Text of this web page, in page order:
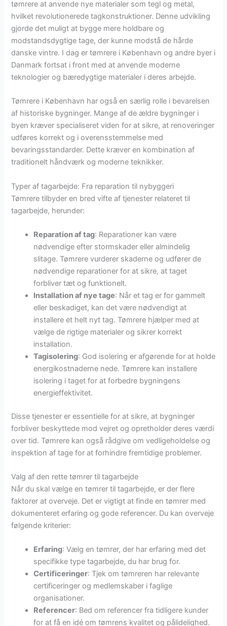
tømrere at anvende nye materialer som tegl og metal,
hvilket revolutionerede tagkonstruktioner. Denne udvikling
gjorde det muligt at bygge mere holdbare og
modstandsdygtige tage, der kunne modstå de hårde
danske vintre. I dag er tømrere i København og andre byer i
Danmark fortsat i front med at anvende moderne
teknologier og bæredygtige materialer i deres arbejde.
Tømrere i København har også en særlig rolle i bevarelsen
af historiske bygninger. Mange af de ældre bygninger i
byen kræver specialiseret viden for at sikre, at renoveringer
udføres korrekt og i overensstemmelse med
bevaringsstandarder. Dette kræver en kombination af
traditionelt håndværk og moderne teknikker.
Typer af tagarbejde: Fra reparation til nybyggeri
Tømrere tilbyder en bred vifte af tjenester relateret til
tagarbejde, herunder:
Reparation af tag: Reparationer kan være
nødvendige efter stormskader eller almindelig
slitage. Tømrere vurderer skaderne og udfører de
nødvendige reparationer for at sikre, at taget
forbliver tæt og funktionelt.
Installation af nye tage: Når et tag er for gammelt
eller beskadiget, kan det være nødvendigt at
installere et helt nyt tag. Tømrere hjælper med at
vælge de rigtige materialer og sikrer korrekt
installation.
Tagisolering: God isolering er afgørende for at holde
energikostnaderne nede. Tømrere kan installere
isolering i taget for at forbedre bygningens
energieffektivitet.
Disse tjenester er essentielle for at sikre, at bygninger
forbliver beskyttede mod vejret og opretholder deres værdi
over tid. Tømrere kan også rådgive om vedligeholdelse og
inspektion af tage for at forhindre fremtidige problemer.
Valg af den rette tømrer til tagarbejde
Når du skal vælge en tømrer til tagarbejde, er der flere
faktorer at overveje. Det er vigtigt at finde en tømrer med
dokumenteret erfaring og gode referencer. Du kan overveje
følgende kriterier:
Erfaring: Vælg en tømrer, der har erfaring med det
specifikke type tagarbejde, du har brug for.
Certificeringer: Tjek om tømreren har relevante
certificeringer og medlemskaber i faglige
organisationer.
Referencer: Bed om referencer fra tidligere kunder
for at få en idé om tømrens kvalitet og pålidelighed.